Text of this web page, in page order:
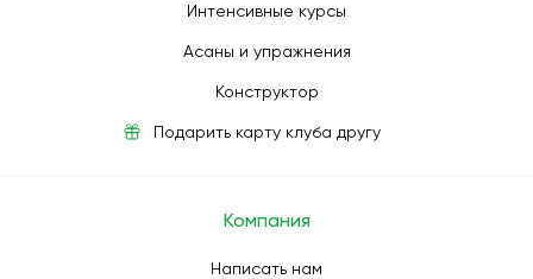
Интенсивные курсы
Асаны и упражнения
Конструктор
Подарить карту клуба другу
Компания
Написать нам